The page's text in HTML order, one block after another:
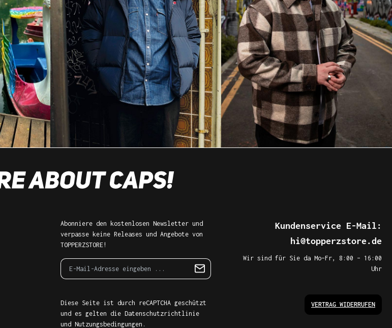
Abonniere den kostenlosen Newsletter und
verpasse keine Releases und Angebote von
TOPPERZSTORE!
Diese Seite ist durch reCAPTCHA geschützt
und es gelten die Datenschutzrichtlinie
und Nutzungsbedingungen .
Kundenservice E-Mail:
hi@topperzstore.de
Wir sind für Sie da Mo–Fr, 8:00 – 16:00
Uhr
VERTRAG WIDERRUFEN